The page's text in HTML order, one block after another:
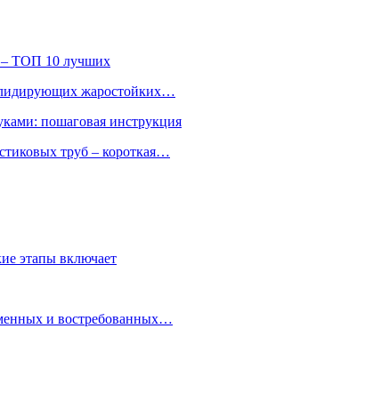
– ТОП 10 лучших
лидирующих жаростойких…
пошаговая инструкция
труб – короткая…
этапы включает
и востребованных…